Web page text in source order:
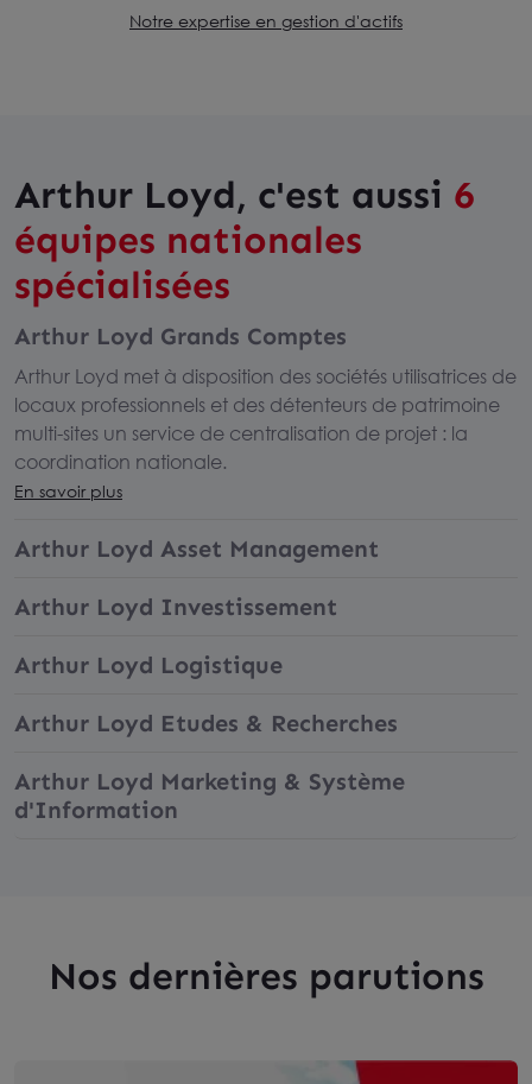
Notre expertise en gestion d'actifs
Arthur Loyd, c'est aussi 6
équipes nationales
spécialisées
Arthur Loyd Grands Comptes
Arthur Loyd met à disposition des sociétés utilisatrices de
locaux professionnels et des détenteurs de patrimoine
multi-sites un service de centralisation de projet : la
coordination nationale.
En savoir plus
Arthur Loyd Asset Management
Arthur Loyd Investissement
Arthur Loyd Logistique
Arthur Loyd Etudes & Recherches
Arthur Loyd Marketing & Système
d'Information
Nos dernières parutions